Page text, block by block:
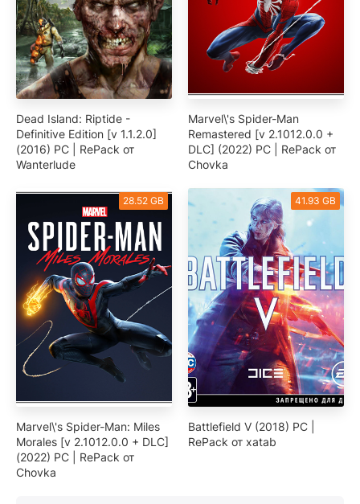
Dead Island: Riptide -
Definitive Edition [v 1.1.2.0]
(2016) PC | RePack от
Wanterlude
Marvel\'s Spider-Man
Remastered [v 2.1012.0.0 +
DLC] (2022) PC | RePack от
Chovka
28.52 GB
Marvel\'s Spider-Man: Miles
Morales [v 2.1012.0.0 + DLC]
(2022) PC | RePack от
Chovka
41.93 GB
Battlefield V (2018) PC |
RePack от xatab